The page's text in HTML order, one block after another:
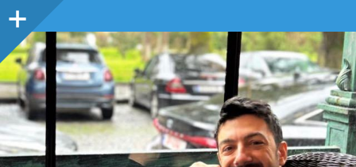
Sidebar